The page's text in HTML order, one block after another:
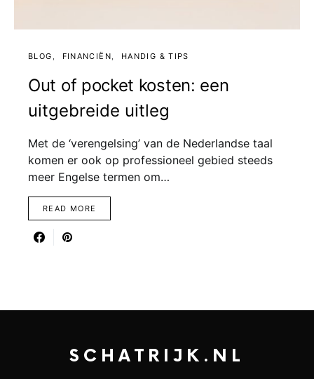
BLOG FINANCIËN HANDIG & TIPS
Out of pocket kosten: een
uitgebreide uitleg
Met de ‘verengelsing’ van de Nederlandse taal
komen er ook op professioneel gebied steeds
meer Engelse termen om…
READ MORE
SCHATRIJK.NL